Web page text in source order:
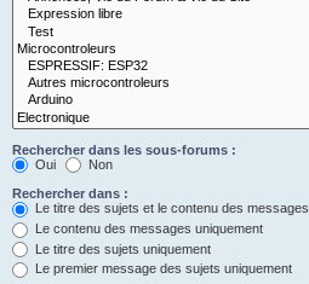
Rechercher dans les sous-forums :
Oui
Non
Rechercher dans :
Le titre des sujets et le contenu des messages
Le contenu des messages uniquement
Le titre des sujets uniquement
Le premier message des sujets uniquement